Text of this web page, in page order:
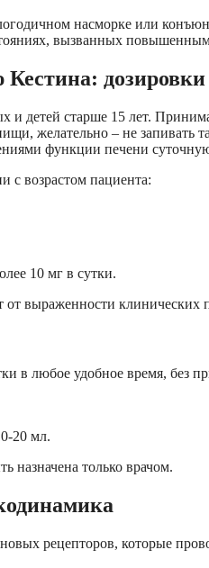
насморке или
вызванных
и детей старше 15 лет.
желательно – не запивать
функции печени
с возрастом пациента:
10 мг в сутки.
от выраженности клинических
в любое удобное время, без
20 мл.
назначена только врачом.
рецепторов, которые